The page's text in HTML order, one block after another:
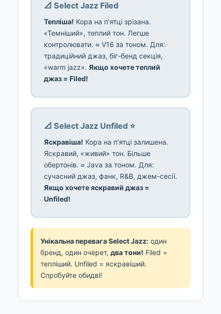
📐 Select Jazz Filed
Тепліша! Кора на п'ятці зрізана.
«Темніший», теплий тон. Легше
контролювати. ≈ V16 за тоном. Для:
традиційний джаз, біг-бенд секція,
«warm jazz». Якщо хочете теплий
джаз = Filed!
📐 Select Jazz Unfiled ⭐
Яскравіша! Кора на п'ятці залишена.
Яскравий, «живий» тон. Більше
обертонів. ≈ Java за тоном. Для:
сучасний джаз, фанк, R&B, джем-сесії.
Якщо хочете яскравий джаз =
Unfiled!
Унікальна перевага Select Jazz: один
бренд, один очерет, два тони! Filed =
тепліший. Unfiled = яскравіший.
Спробуйте обидві!